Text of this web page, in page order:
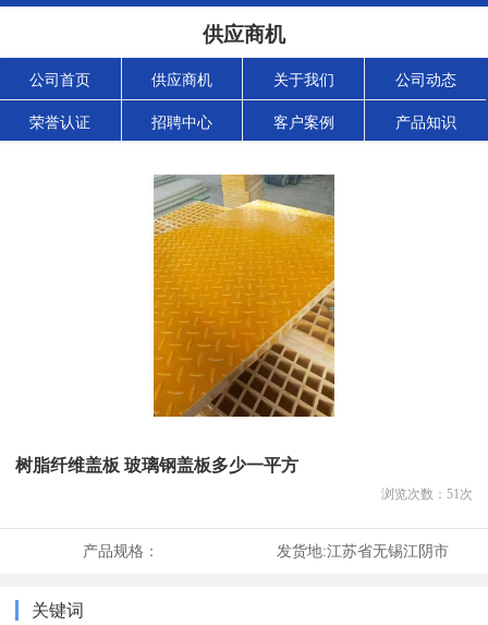
供应商机
公司首页 供应商机 关于我们 公司动态
荣誉认证 招聘中心 客户案例 产品知识
树脂纤维盖板 玻璃钢盖板多少一平方
浏览次数： 51次
产品规格： 发货地:江苏省无锡江阴市
关键词